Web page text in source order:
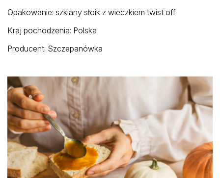
Opakowanie: szklany słoik z wieczkiem twist off
Kraj pochodzenia: Polska
Producent: Szczepanówka